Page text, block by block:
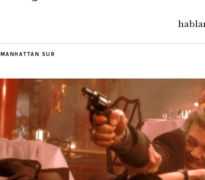
MANHATTAN SUR